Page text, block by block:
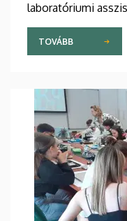
laboratóriumi
tanulmányi
TOVÁBB